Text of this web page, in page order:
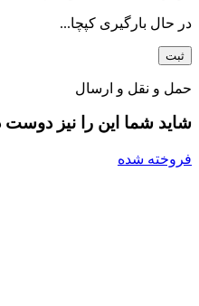
در حال بارگیری کپچا...
حمل و نقل و ارسال
شاید شما این را نیز
فروخته شده